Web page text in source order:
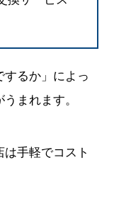
るか」によっ
まれます。
手軽でコスト